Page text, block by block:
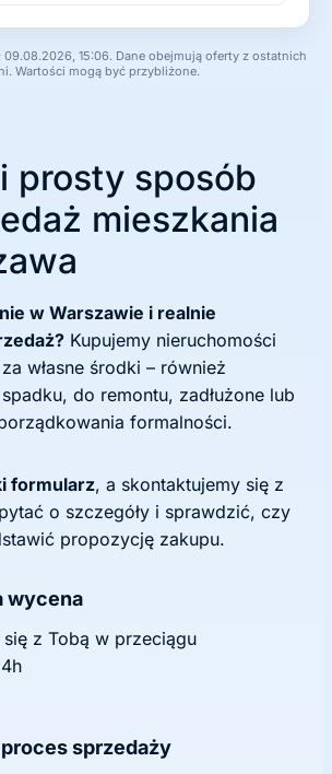
09.08.2026, 15:06. Dane obejmują oferty z ostatnich
Wartości mogą być przybliżone.
prosty sposób
mieszkania
w Warszawie i realnie
Kupujemy nieruchomości
własne środki – również
do remontu, zadłużone lub
formalności.
formularz, a skontaktujemy się z
o szczegóły i sprawdzić, czy
propozycję zakupu.
wycena
z Tobą w przeciągu
sprzedaży